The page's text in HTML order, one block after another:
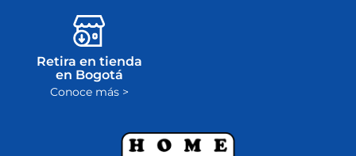
Retira en tienda
en Bogotá
Conoce más >